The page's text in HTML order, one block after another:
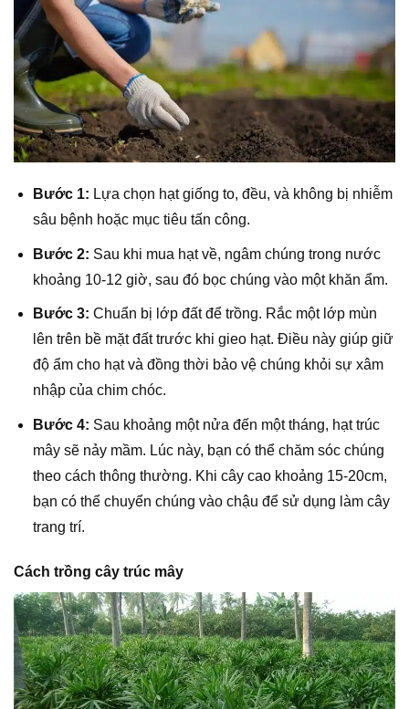
Bước 1: Lựa chọn hạt giống to, đều, và không bị nhiễm
sâu bệnh hoặc mục tiêu tấn công.
Bước 2: Sau khi mua hạt về, ngâm chúng trong nước
khoảng 10-12 giờ, sau đó bọc chúng vào một khăn ẩm.
Bước 3: Chuẩn bị lớp đất để trồng. Rắc một lớp mùn
lên trên bề mặt đất trước khi gieo hạt. Điều này giúp giữ
độ ẩm cho hạt và đồng thời bảo vệ chúng khỏi sự xâm
nhập của chim chóc.
Bước 4: Sau khoảng một nửa đến một tháng, hạt trúc
mây sẽ nảy mầm. Lúc này, bạn có thể chăm sóc chúng
theo cách thông thường. Khi cây cao khoảng 15-20cm,
bạn có thể chuyển chúng vào chậu để sử dụng làm cây
trang trí.
Cách trồng cây trúc mây